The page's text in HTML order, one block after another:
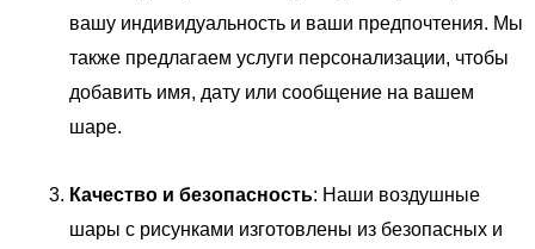
вашу индивидуальность и ваши предпочтения. Мы
также предлагаем услуги персонализации, чтобы
добавить имя, дату или сообщение на вашем
шаре.
Качество и безопасность: Наши воздушные
шары с рисунками изготовлены из безопасных и